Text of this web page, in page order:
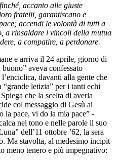
accanto alle giuste
fratelli, garantiscano e
accendi le volontà di tutti a
a rinsaldare i vincoli della mutua
a compatire, a perdonare.
e arriva il 24 aprile, giorno di
aveva confessato
davanti alla gente che
letizia” per i tanti echi
che la scelta di averla
col messaggio di Gesù ai
la pace, vi do la mia pace” -
nel tono e nelle parole il suo
dell’11 ottobre ’62, la sera
Ma stavolta, al medesimo incipit
meno tenero e più impegnativo: